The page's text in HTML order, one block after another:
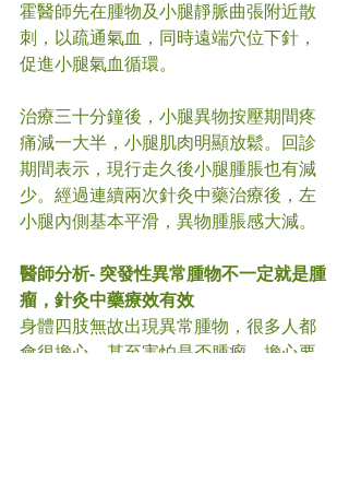
霍醫師先在腫物及小腿靜脈曲張附近散
刺，以疏通氣血，同時遠端穴位下針，
促進小腿氣血循環。
治療三十分鐘後，小腿異物按壓期間疼
痛減一大半，小腿肌肉明顯放鬆。回診
期間表示，現行走久後小腿腫脹也有減
少。經過連續兩次針灸中藥治療後，左
小腿內側基本平滑，異物腫脹感大減。
醫師分析- 突發性異常腫物不一定就是腫
瘤，針灸中藥療效有效
身體四肢無故出現異常腫物，很多人都
會很擔心，甚至害怕是否腫瘤，擔心要